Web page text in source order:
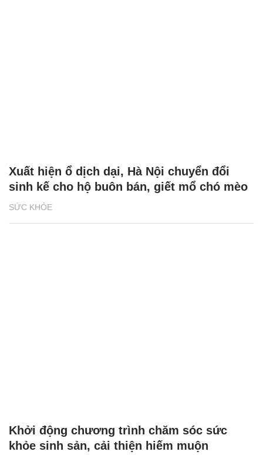
SỨC KHỎE
Xuất hiện ổ dịch dại, Hà Nội chuyển đổi
sinh kế cho hộ buôn bán, giết mổ chó mèo
Khởi động chương trình chăm sóc sức
khỏe sinh sản, cải thiện hiếm muộn